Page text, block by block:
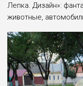
Лепка. Дизайн»:
животные,